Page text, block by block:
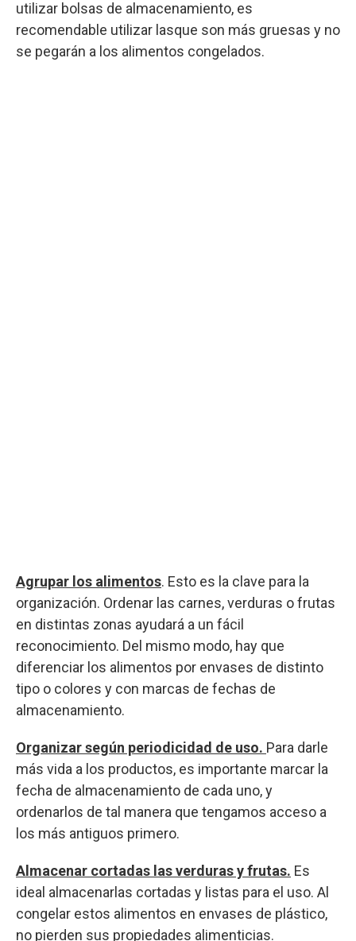
utilizar bolsas de almacenamiento, es
recomendable utilizar lasque son más gruesas y no
se pegarán a los alimentos congelados.
Agrupar los alimentos. Esto es la clave para la
organización. Ordenar las carnes, verduras o frutas
en distintas zonas ayudará a un fácil
reconocimiento. Del mismo modo, hay que
diferenciar los alimentos por envases de distinto
tipo o colores y con marcas de fechas de
almacenamiento.
Organizar según periodicidad de uso. Para darle
más vida a los productos, es importante marcar la
fecha de almacenamiento de cada uno, y
ordenarlos de tal manera que tengamos acceso a
los más antiguos primero.
Almacenar cortadas las verduras y frutas. Es
ideal almacenarlas cortadas y listas para el uso. Al
congelar estos alimentos en envases de plástico,
no pierden sus propiedades alimenticias.